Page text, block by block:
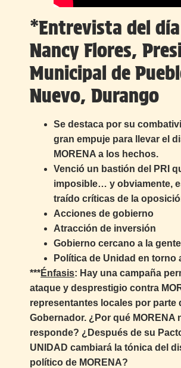
*Entrevista del
Nancy Flores,
Municipal de
Nuevo, Durango
Se destaca por su
gran empuje para llevar el
MORENA a los hechos.
Venció un bastión del PRI
imposible… y obviamente,
traído críticas de la
Acciones de gobierno
Atracción de inversión
Gobierno cercano a la gente
Política de Unidad en torno
***Énfasis: Hay una campaña
ataque y desprestigio contra
representantes locales por parte
Gobernador. ¿Por qué MORENA
responde? ¿Después de su
UNIDAD cambiará la tónica del
político de MORENA?